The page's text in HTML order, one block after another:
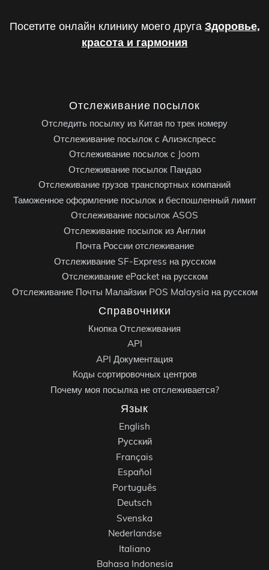
Посетите онлайн клинику моего друга Здоровье,
красота и гармония
Отслеживание посылок
Отследить посылку из Китая по трек номеру
Отслеживание посылок с Алиэкспресс
Отслеживание посылок с Joom
Отслеживание посылок Пандао
Отслеживание грузов транспортных компаний
Таможенное оформление посылок и беспошленный лимит
Отслеживание посылок ASOS
Отслеживание посылок из Англии
Почта России отслеживание
Отслеживание SF-Express на русском
Отслеживание ePacket на русском
Отслеживание Почты Малайзии POS Malaysia на русском
Справочники
Кнопка Отслеживания
API
API Документация
Коды сортировочных центров
Почему моя посылка не отслеживается?
Язык
English
Русский
Français
Español
Português
Deutsch
Svenska
Nederlandse
Italiano
Bahasa Indonesia